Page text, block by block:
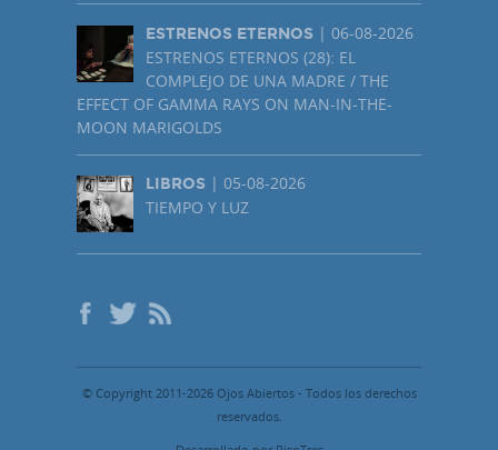
ESTRENOS ETERNOS | 06-08-2026
ESTRENOS ETERNOS (28): EL
COMPLEJO DE UNA MADRE / THE
EFFECT OF GAMMA RAYS ON MAN-IN-THE-
MOON MARIGOLDS
LIBROS | 05-08-2026
TIEMPO Y LUZ
© Copyright 2011-2026 Ojos Abiertos - Todos los derechos
reservados.